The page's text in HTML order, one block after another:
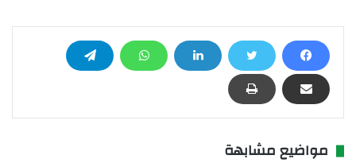
مواضيع مشابهة